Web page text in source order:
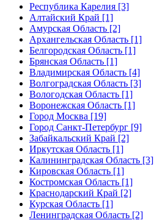
Республика Карелия [3]
Алтайский Край [1]
Амурская Область [2]
Архангельская Область [1]
Белгородская Область [1]
Брянская Область [1]
Владимирская Область [4]
Волгоградская Область [3]
Вологодская Область [1]
Воронежская Область [1]
Город Москва [19]
Город Санкт-Петербург [9]
Забайкальский Край [2]
Иркутская Область [1]
Калининградская Область [3]
Кировская Область [1]
Костромская Область [1]
Краснодарский Край [2]
Курская Область [1]
Ленинградская Область [2]